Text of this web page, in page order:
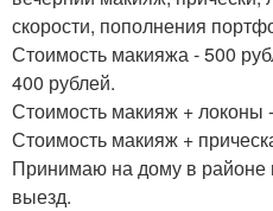
скорости, пополнения
Стоимость макияжа - 500
400 рублей.
Стоимость макияж + локоны
Стоимость макияж +
Принимаю на дому в районе
выезд.